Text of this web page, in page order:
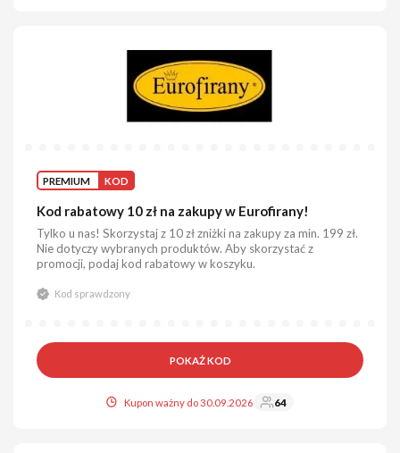
PREMIUM KOD
Kod rabatowy 10 zł na zakupy w Eurofirany!
Tylko u nas! Skorzystaj z 10 zł zniżki na zakupy za min. 199 zł.
Nie dotyczy wybranych produktów. Aby skorzystać z
promocji, podaj kod rabatowy w koszyku.
Kod sprawdzony
POKAŻ KOD
Kupon ważny do 30.09.2026 64